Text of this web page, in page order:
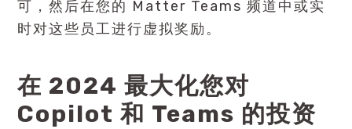
可，然后在您的 Matter Teams 频道中或实
时对这些员工进行虚拟奖励。
在 2024 最大化您对
Copilot 和 Teams 的投资